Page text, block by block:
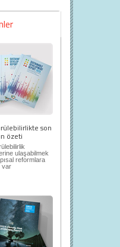
son
özeti
ulaşabilmek
reformlara
var